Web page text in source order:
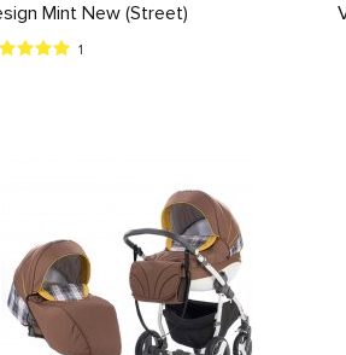
Mint New (Street)
1